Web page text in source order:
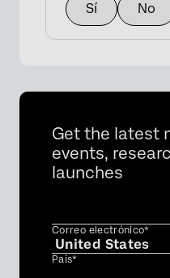
Sí
No
Get the latest
events,
launches
Correo electrónico*
País*